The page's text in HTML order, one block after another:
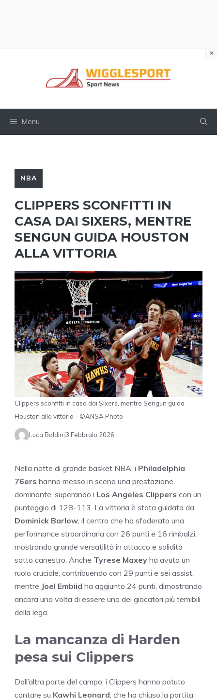
Menu
NBA
CLIPPERS SCONFITTI IN
CASA DAI SIXERS, MENTRE
SENGUN GUIDA HOUSTON
ALLA VITTORIA
Clippers sconfitti in casa dai Sixers, mentre Sengun guida
Houston alla vittoria - ©ANSA Photo
Luca Baldini3 Febbraio 2026
Nella notte di grande basket NBA, i Philadelphia
76ers hanno messo in scena una prestazione
dominante, superando i Los Angeles Clippers con un
punteggio di 128-113. La vittoria è stata guidata da
Dominick Barlow , il centro che ha sfoderato una
performance straordinaria con 26 punti e 16 rimbalzi,
mostrando grande versatilità in attacco e solidità
sotto canestro. Anche Tyrese Maxey ha avuto un
ruolo cruciale, contribuendo con 29 punti e sei assist,
mentre Joel Embiid ha aggiunto 24 punti, dimostrando
ancora una volta di essere uno dei giocatori più temibili
della lega.
La mancanza di Harden
pesa sui Clippers
Dall’altra parte del campo, i Clippers hanno potuto
contare su Kawhi Leonard , che ha chiuso la partita
×